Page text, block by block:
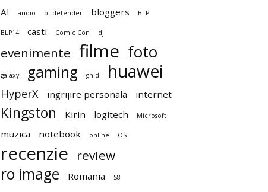
AI audio bitdefender bloggers BLP
BLP14 casti Comic Con dj
evenimente filme foto
galaxy gaming ghid huawei
HyperX ingrijire personala internet
Kingston Kirin logitech Microsoft
muzica notebook online OS
recenzie review
ro image Romania S8